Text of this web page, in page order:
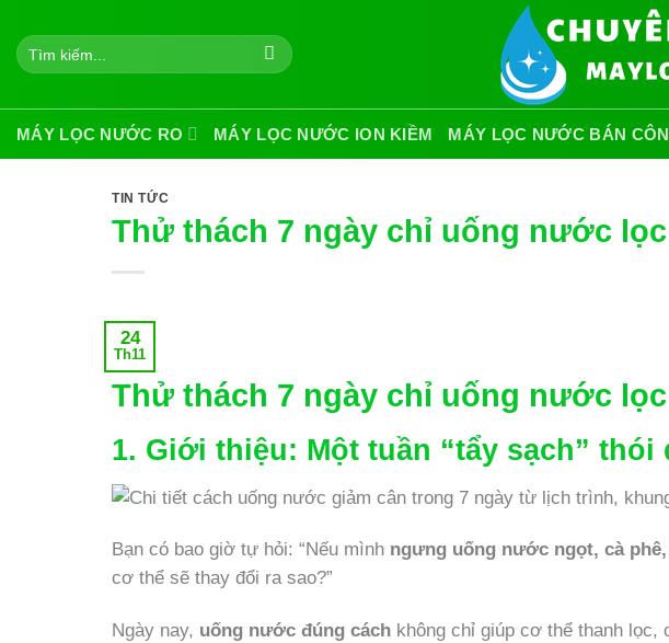
content
Tìm
kiếm:
MÁY LỌC NƯỚC RO MÁY LỌC NƯỚC ION KIỀM MÁY LỌC NƯỚC BÁN
TIN TỨC
Thử thách 7 ngày chỉ uống nước
24
Th11
Thử thách 7 ngày chỉ uống nước
1. Giới thiệu: Một tuần “tẩy sạch”
Bạn có bao giờ tự hỏi: “Nếu mình ngưng uống nước ngọt, cà
cơ thể sẽ thay đổi ra sao?”
Ngày nay, uống nước đúng cách không chỉ giúp cơ thể thanh